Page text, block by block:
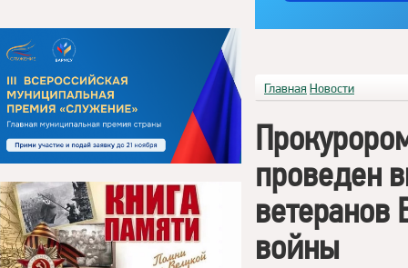
Главная Новости
проведен
ветеранов
войны